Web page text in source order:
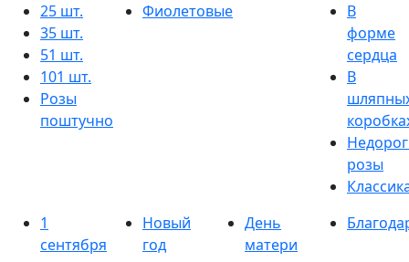
25 шт.
35 шт.
51 шт.
101 шт.
Розы
поштучно
Фиолетовые
В
форме
сердца
В
розы
1
сентября
Новый
год
День
матери